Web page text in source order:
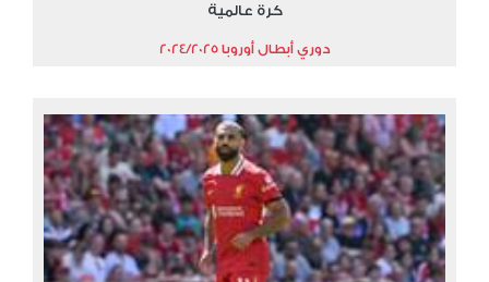
كرة عالمية
دوري أبطال أوروبا 2024/2025